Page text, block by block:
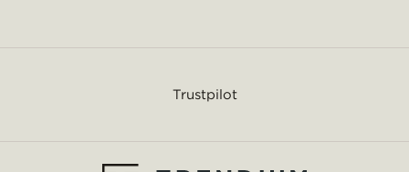
Trustpilot